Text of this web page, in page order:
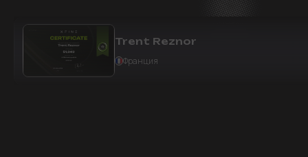
Trent Reznor
Франция